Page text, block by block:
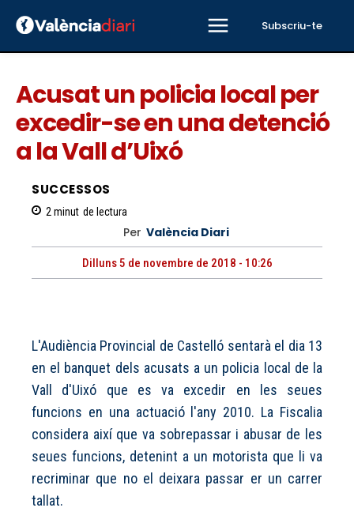
Subscriu-te
Acusat un policia local per
excedir-se en una detenció
a la Vall d’Uixó
SUCCESSOS
2 minut de lectura
Per València Diari
Dilluns 5 de novembre de 2018 - 10:26
L'Audiència Provincial de Castelló sentarà el dia 13
en el banquet dels acusats a un policia local de la
Vall d'Uixó que es va excedir en les seues
funcions en una actuació l'any 2010. La Fiscalia
considera així que va sobrepassar i abusar de les
seues funcions, detenint a un motorista que li va
recriminar que no el deixara passar er un carrer
tallat.